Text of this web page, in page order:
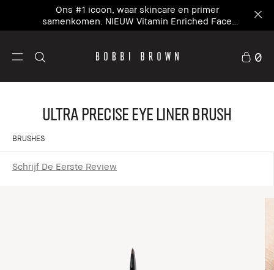
Ons #1 icoon, waar skincare en primer
samenkomen. NIEUW Vitamin Enriched Face
Base+
0
Ultra Precise Eye Liner Brush
BRUSHES
Schrijf De Eerste Review